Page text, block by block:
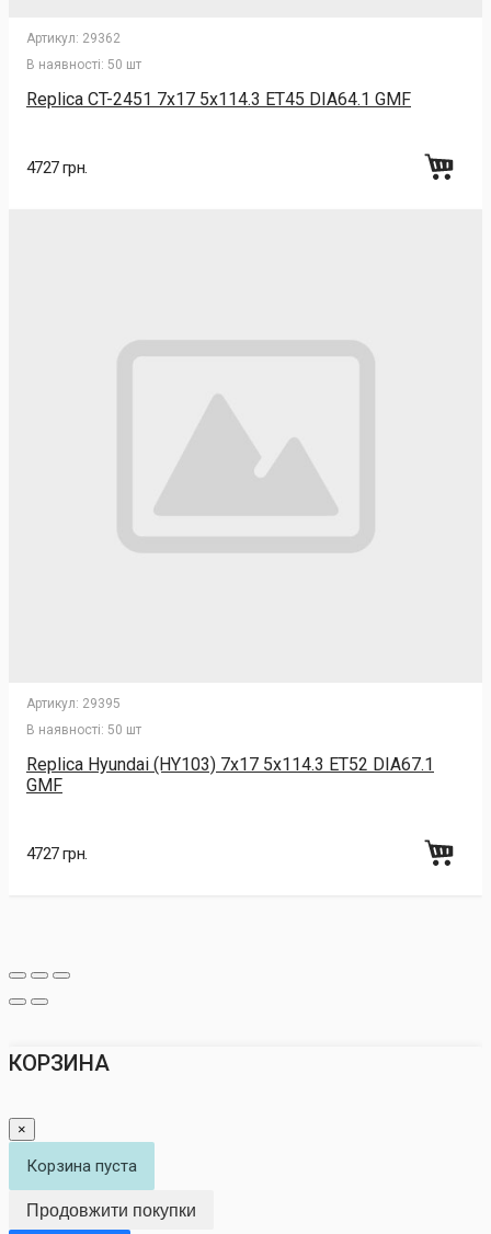
Артикул: 29362
В наявності: 50 шт
Replica CT-2451 7x17 5x114.3 ET45 DIA64.1 GMF
4727 грн.
Артикул: 29395
В наявності: 50 шт
Replica Hyundai (HY103) 7x17 5x114.3 ET52 DIA67.1
GMF
4727 грн.
КОРЗИНА
×
Корзина пуста
Продовжити покупки